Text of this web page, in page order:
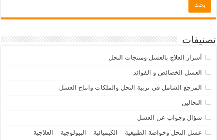
تصنيفات
أسرار العلاج بالعسل ومنتجات النحل
العسل الخصائص و الفوائد
المرجع الشامل في تربية النحل والملكات وانتاج العسل
النحالين
سؤال وجواب عن العسل
عسل النحل وخواصة الطبيعية – الكيميائية – البيولوجية – العلاجية